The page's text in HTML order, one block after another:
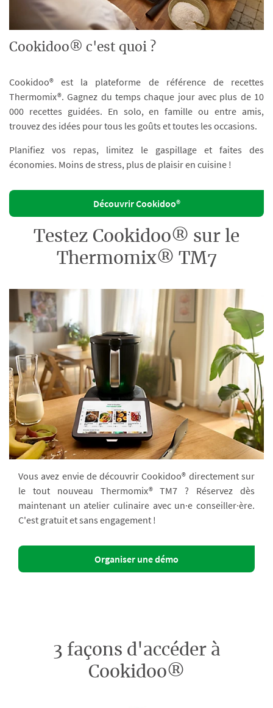
Cookidoo® c'est quoi ?
Cookidoo® est la plateforme de référence de recettes
Thermomix®. Gagnez du temps chaque jour avec plus de 10
000 recettes guidées. En solo, en famille ou entre amis,
trouvez des idées pour tous les goûts et toutes les occasions.
Planifiez vos repas, limitez le gaspillage et faites des
économies. Moins de stress, plus de plaisir en cuisine !
Découvrir Cookidoo®
Testez Cookidoo® sur le
Thermomix® TM7
Vous avez envie de découvrir Cookidoo® directement sur
le tout nouveau Thermomix® TM7 ? Réservez dès
maintenant un atelier culinaire avec un·e conseiller·ère.
C'est gratuit et sans engagement !
Organiser une démo
3 façons d'accéder à
Cookidoo®